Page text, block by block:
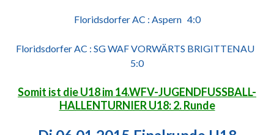
Floridsdorfer AC : Aspern 4:0
Floridsdorfer AC : SG WAFVORWÄRTS BRIGITTENAU
5:0
Somit ist die U18 im 14.WFV-JUGENDFUSSBALL-
HALLENTURNIER U18: 2. Runde